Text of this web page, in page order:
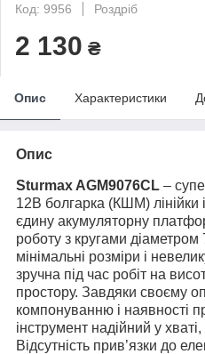
Код: 9956
Роздріб
2 130 ₴
Опис Характеристики
Опис
Sturmax AGM9076CL –
12В болгарка (КШМ) лінійки
єдину акумуляторну
роботу з кругами
мінімальні розміри і
зручна під час робіт на
простору. Завдяки своєму
компонуванню і наявності
інструмент надійний у
Відсутність прив’язки до